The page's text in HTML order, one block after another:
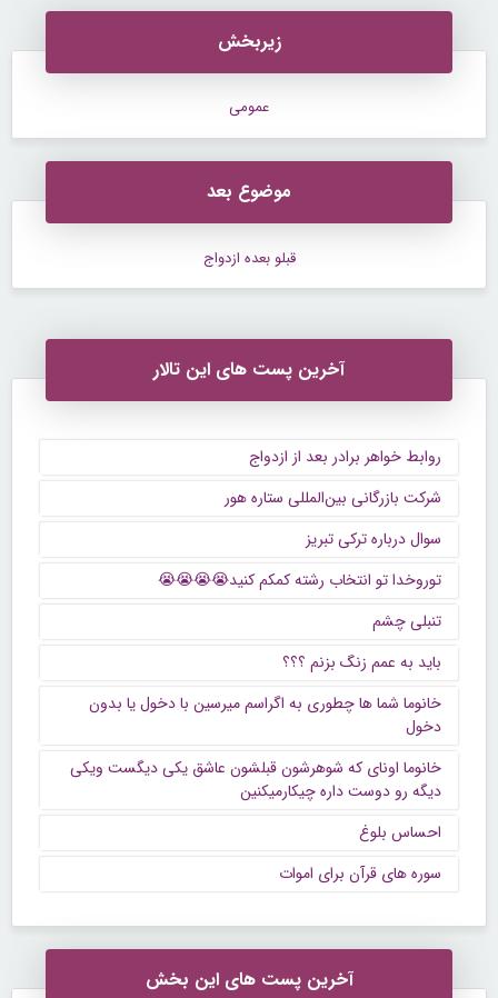
زیربخش
عمومی
موضوع بعد
قبلو بعده ازدواج
آخرین پست های این تالار
روابط خواهر برادر بعد از ازدواج
شرکت بازرگانی بین‌المللی ستاره هور
سوال درباره ترکی تبریز
توروخدا تو انتخاب رشته کمکم کنید😭😭😭😭
تنبلی چشم
باید به عمم زنگ بزنم ؟؟؟
خانوما شما ها چطوری به اگراسم میرسین با دخول یا بدون
دخول
خانوما اونای که شوهرشون قبلشون عاشق یکی دیگست ویکی
دیگه رو دوست داره چیکارمیکنین
احساس بلوغ
سوره های قرآن برای اموات
آخرین پست های این بخش